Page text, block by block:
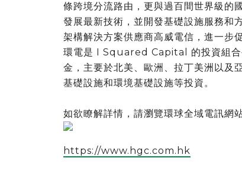
條跨境分流路由，更與過百間世界級的
發展最新技術，並開發基礎設施服務和
架構解決方案供應商高威電信，進一步
環電是 I Squared Capital 的投資組
金，主要於北美、歐洲、拉丁美洲以及
基礎設施和環境基礎設施等投資。
如欲瞭解詳情，請瀏覽環球全域電訊網站
https://www.hgc.com.hk